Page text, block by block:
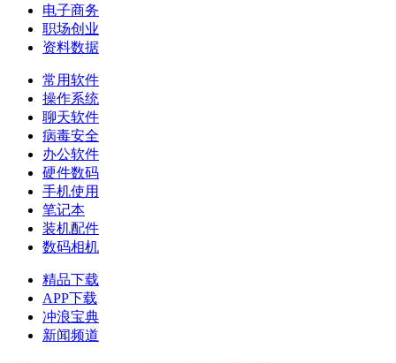
电子商务
职场创业
资料数据
常用软件
操作系统
聊天软件
病毒安全
办公软件
硬件数码
手机使用
笔记本
装机配件
数码相机
精品下载
APP下载
冲浪宝典
新闻频道